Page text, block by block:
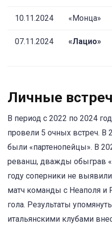
10.11.2024 «Монца»
07.11.2024 «Лацио»
Личные
В период с 2022 по 2024
провели 5 очных встреч.
были «партенопейцы». В
реванш, дважды обыграв
году соперники не
матч команды с Неаполя и
гола. Результаты
итальянскими клубами